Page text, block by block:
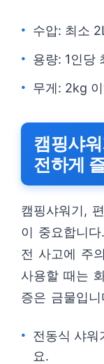
수압: 최소
용량: 1인당
무게: 2kg
캠핑샤
전하게
캠핑샤워기,
이 중요합니
전 사고에 주
사용할 때는
증은 금물입니
전동식 샤워
요.